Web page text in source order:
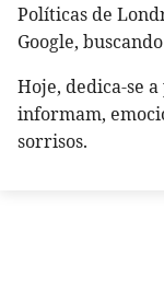
Políticas de
Google,
Hoje, dedica-se
informam,
sorrisos.